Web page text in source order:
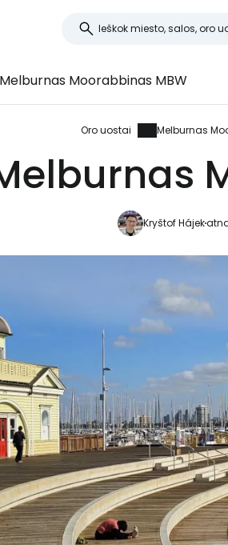
Melburnas Moorabbinas MBW
Oro uostai
Kryštof Hájek
...